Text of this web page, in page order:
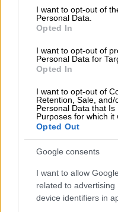
consent section.
I want to opt-out of
Personal Data.
Opted In
I want to opt-out of
Personal Data for
Opted In
I want to opt-out of
Retention, Sale,
Personal Data that
Purposes for which it
Opted Out
Google consents
I want to allow
related to
device identifiers in
Πολιτική|19.01.2026
Μητσοτάκης για
διαχειριστώ
κατάσταση - Δεν
συνεχιστούν τα